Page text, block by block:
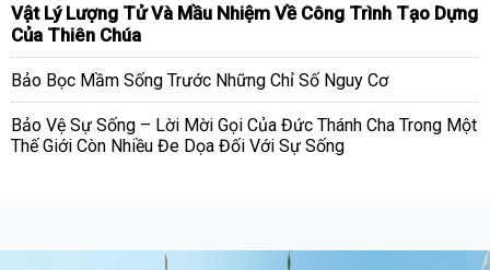
Vật Lý Lượng Tử Và Mầu Nhiệm Về Công Trình Tạo Dựng
Của Thiên Chúa
Bảo Bọc Mầm Sống Trước Những Chỉ Số Nguy Cơ
Bảo Vệ Sự Sống – Lời Mời Gọi Của Đức Thánh Cha Trong Một
Thế Giới Còn Nhiều Đe Dọa Đối Với Sự Sống